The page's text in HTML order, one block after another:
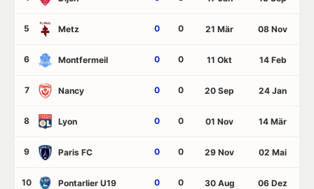
5 Metz 0 0 21 Mär 08 Nov
6 Montfermeil 0 0 11 Okt 14 Feb
7 Nancy 0 0 20 Sep 24 Jan
8 Lyon 0 0 01 Nov 14 Mär
9 Paris FC 0 0 29 Nov 02 Mai
10 Pontarlier U19 0 0 30 Aug 06 Dez